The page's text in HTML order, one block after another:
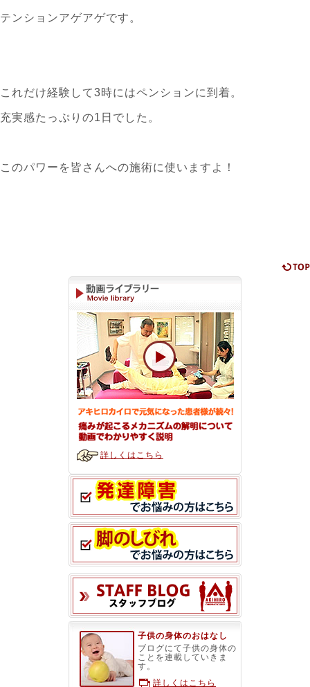
テンションアゲアゲです。
これだけ経験して3時にはペンションに到着。
充実感たっぷりの1日でした。
このパワーを皆さんへの施術に使いますよ！
詳しくはこちら
子供の身体のおはなし
ブログにて子供の身体の
ことを連載していきま
す。
詳しくはこちら